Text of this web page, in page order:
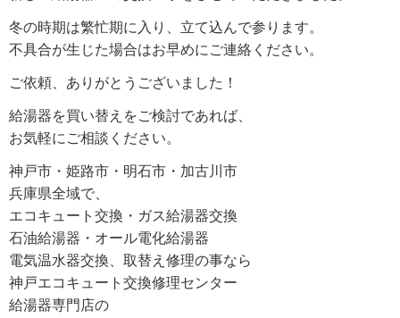
冬の時期は繁忙期に入り、立て込んで参ります。
不具合が生じた場合はお早めにご連絡ください。
ご依頼、ありがとうございました！
給湯器を買い替えをご検討であれば、
お気軽にご相談ください。
神戸市・姫路市・明石市・加古川市
兵庫県全域で、
エコキュート交換・ガス給湯器交換
石油給湯器・オール電化給湯器
電気温水器交換、取替え修理の事なら
神戸エコキュート交換修理センター
給湯器専門店の